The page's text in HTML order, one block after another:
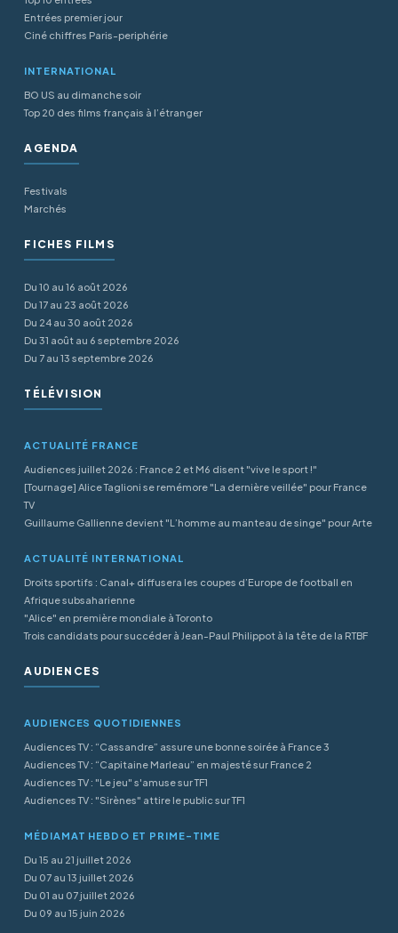
Entrées premier jour
Ciné chiffres Paris-periphérie
INTERNATIONAL
BO US au dimanche soir
Top 20 des films français à l’étranger
AGENDA
Festivals
Marchés
FICHES FILMS
Du 10 au 16 août 2026
Du 17 au 23 août 2026
Du 24 au 30 août 2026
Du 31 août au 6 septembre 2026
Du 7 au 13 septembre 2026
TÉLÉVISION
ACTUALITÉ FRANCE
Audiences juillet 2026 : France 2 et M6 disent "vive le sport !"
[Tournage] Alice Taglioni se remémore "La dernière veillée" pour France
TV
Guillaume Gallienne devient "L’homme au manteau de singe" pour Arte
ACTUALITÉ INTERNATIONAL
Droits sportifs : Canal+ diffusera les coupes d’Europe de football en
Afrique subsaharienne
"Alice" en première mondiale à Toronto
Trois candidats pour succéder à Jean-Paul Philippot à la tête de la RTBF
AUDIENCES
AUDIENCES QUOTIDIENNES
Audiences TV : “Cassandre” assure une bonne soirée à France 3
Audiences TV : “Capitaine Marleau” en majesté sur France 2
Audiences TV : "Le jeu" s'amuse sur TF1
Audiences TV : "Sirènes" attire le public sur TF1
MÉDIAMAT HEBDO ET PRIME-TIME
Du 15 au 21 juillet 2026
Du 07 au 13 juillet 2026
Du 01 au 07 juillet 2026
Du 09 au 15 juin 2026